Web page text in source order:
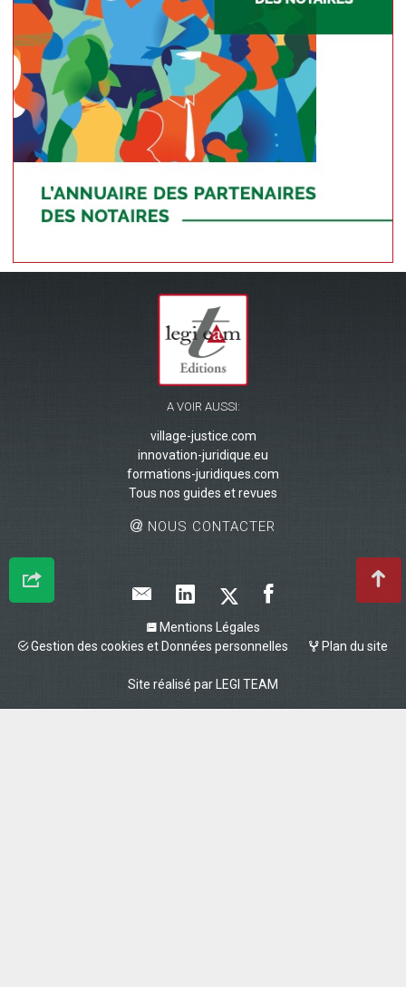
A VOIR AUSSI:
village-justice.com
innovation-juridique.eu
formations-juridiques.com
Tous nos guides et revues
NOUS CONTACTER
Mentions Légales
Gestion des cookies et Données personnelles
Plan du site
Site réalisé par LEGI TEAM